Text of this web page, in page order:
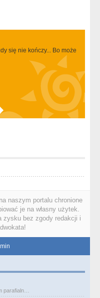
się nie kończy... Bo może
naszym portalu chronione
je na własny użytek.
zysku bez zgody redakcji i
parafialn…